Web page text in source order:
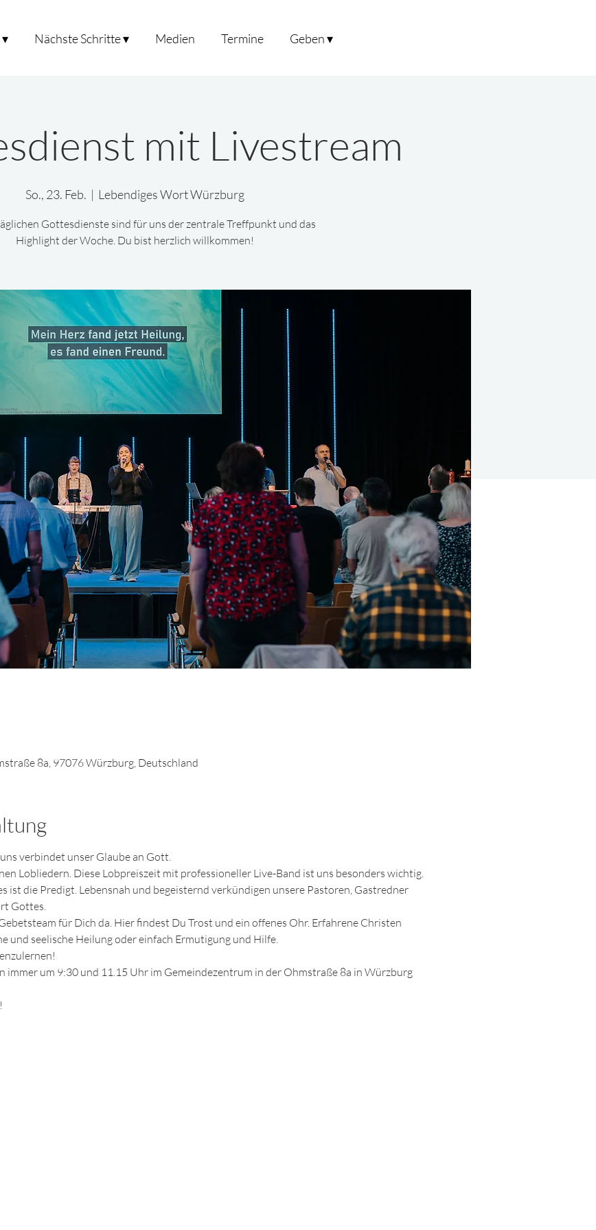
Nächste Schritte ▾ Medien Termine Geben ▾
mit Livestream
So., 23. Feb.
  |
Lebendiges Wort Würzburg
Gottesdienste sind für uns der zentrale Treffpunkt und das
Highlight der Woche. Du bist herzlich willkommen!
8a, 97076 Würzburg, Deutschland
verbindet unser Glaube an Gott.
Lobliedern. Diese Lobpreiszeit mit professioneller Live-Band ist uns besonders wichtig.
ist die Predigt. Lebensnah und begeisternd verkündigen unsere Pastoren, Gastredner
Gottes.
für Dich da. Hier findest Du Trost und ein offenes Ohr. Erfahrene Christen
und seelische Heilung oder einfach Ermutigung und Hilfe.
immer um 9:30 und 11.15 Uhr im Gemeindezentrum in der Ohmstraße 8a in Würzburg